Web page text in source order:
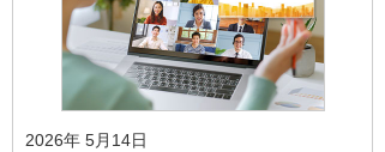
2026年 5月14日